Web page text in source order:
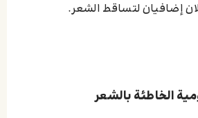
إضافيان لتساقط الشعر.
الخاطئة بالشعر